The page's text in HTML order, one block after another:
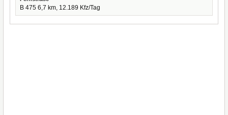
B 475 6,7 km, 12.189 Kfz/Tag